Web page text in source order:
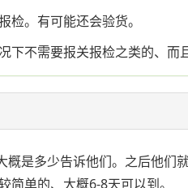
。有可能还会验货。
不需要报关报检之类的、而
是多少告诉他们。之后他们
单的、大概6-8天可以到。